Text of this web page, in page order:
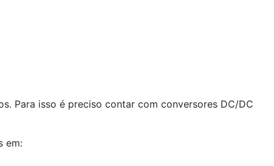
Para isso é preciso contar com conversores DC/DC
em: